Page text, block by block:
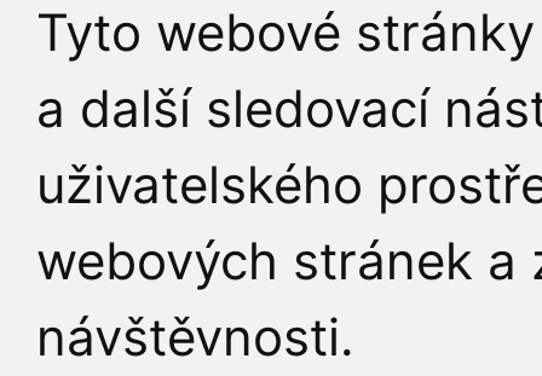
Tyto webové
a další sledovací
uživatelského
webových stránek a
návštěvnosti.